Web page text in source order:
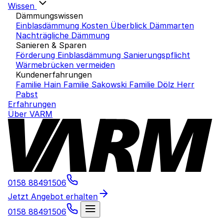
Wissen
Dämmungswissen
Einblasdämmung Kosten Überblick Dämmarten
Nachträgliche Dämmung
Sanieren & Sparen
Förderung Einblasdämmung Sanierungspflicht
Wärmebrücken vermeiden
Kundenerfahrungen
Familie Hain Familie Sakowski Familie Dölz Herr
Pabst
Erfahrungen
Über VARM
0158 88491506
Jetzt Angebot erhalten
0158 88491506